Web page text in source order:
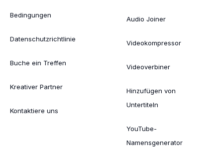
Bedingungen
Datenschutzrichtlinie
Buche ein Treffen
Kreativer Partner
Kontaktiere uns
Audio Joiner
Videokompressor
Videoverbiner
Hinzufügen von
Untertiteln
YouTube-
Namensgenerator